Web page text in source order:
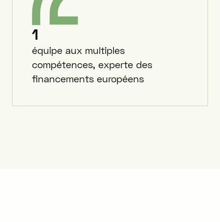
1
équipe aux multiples
compétences, experte des
financements européens